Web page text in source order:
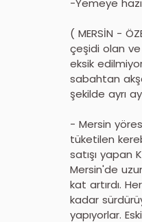
-Yemeye
( MERSİN -
çeşidi olan
eksik
sabahtan
şekilde ayrı
- Mersin
tüketilen
satışı yapan
Mersin'de
kat artırdı.
kadar
yapıyorlar.